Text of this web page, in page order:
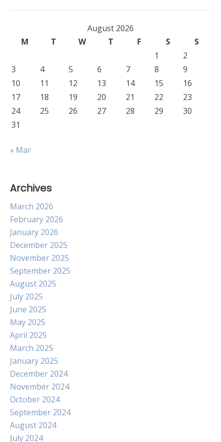
August 2026
M
T W T F S
S
1
2
3
4 5 6 7 8
9
10
11 12 13 14 15
16
17
18 19 20 21 22
23
24
25 26 27 28 29
30
31
« Mar
Archives
March 2026
February 2026
January 2026
December 2025
November 2025
September 2025
August 2025
July 2025
June 2025
May 2025
April 2025
March 2025
January 2025
December 2024
November 2024
October 2024
September 2024
August 2024
July 2024